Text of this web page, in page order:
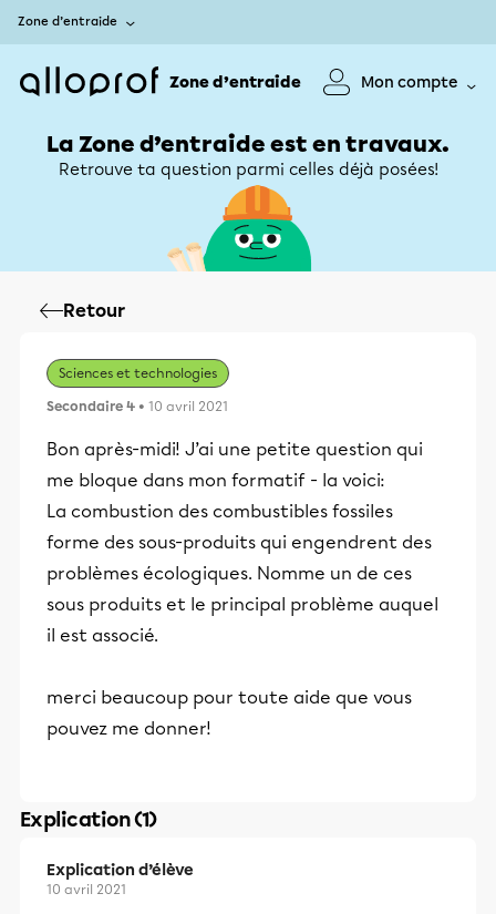
Zone d’entraide
Zone d’entraide Mon compte
La Zone d’entraide est en travaux.
Retrouve ta question parmi celles déjà posées!
Retour
Sciences et technologies
Secondaire 4 • 10 avril 2021
Bon après-midi! J’ai une petite question qui
me bloque dans mon formatif - la voici:
La combustion des combustibles fossiles
forme des sous-produits qui engendrent des
problèmes écologiques. Nomme un de ces
sous produits et le principal problème auquel
il est associé.
merci beaucoup pour toute aide que vous
pouvez me donner!
Explication (1)
Explication d’élève
10 avril 2021